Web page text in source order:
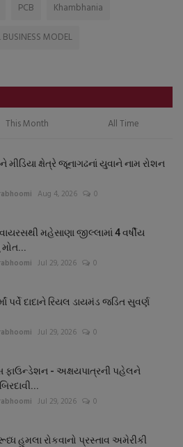
PCB
Khambhania
MODEL
This Month All Time
મીડિયા ક્ષેત્રે જૂનાગઢનાં યુવાને નામ રોશન
Aug 4, 2026 0
વાયરસથી મહેસાણા જીલ્લામાં 4 વર્ષીય
Jul 29, 2026 0
પર્વે દાદાને રિયલ ડાયમંડ જડિત સુવર્ણ
Jul 29, 2026 0
ફાઉન્ડેશન - અક્ષયપાત્રની પહેલને
Jul 29, 2026 0
હુમલા રોકવાનો પ્રસ્તાવ અમેરીકી